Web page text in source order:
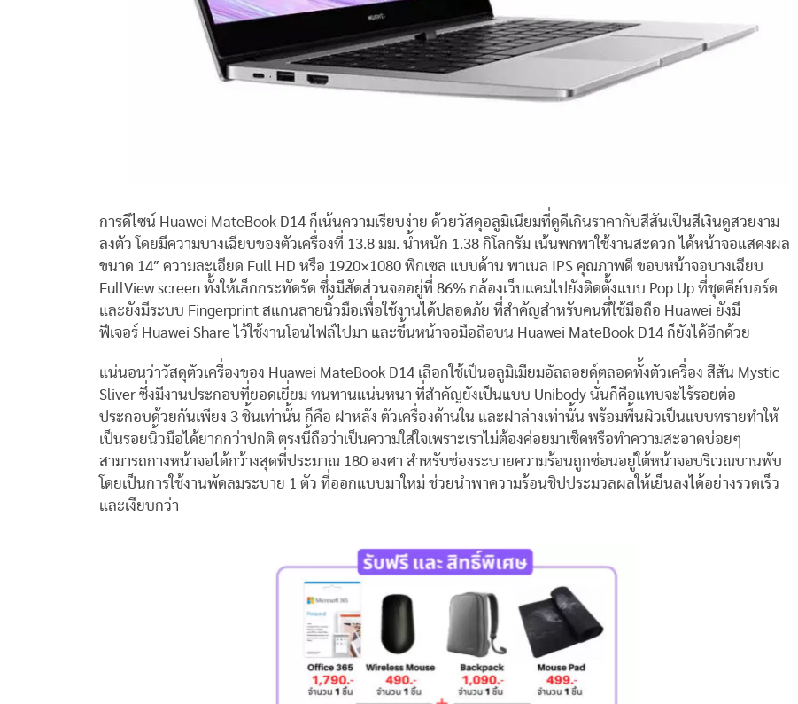
การดีไซน์ Huawei MateBook D14 ก็เน้นความเรียบง่าย ด้วยวัสดุอลูมิเนียมที่ดูดีเกินราคากับสีสันเป็นสีเงินดูสวยงาม
ลงตัว โดยมีความบางเฉียบของตัวเครื่องที่ 13.8 มม. น้ำหนัก 1.38 กิโลกรัม เน้นพกพาใช้งานสะดวก ได้หน้าจอแสดงผล
ขนาด 14″ ความละเอียด Full HD หรือ 1920×1080 พิกเซล แบบด้าน พาเนล IPS คุณภาพดี ขอบหน้าจอบางเฉียบ
FullView screen ทั้งให้เล็กกระทัดรัด ซึ่งมีสัดส่วนจออยู่ที่ 86% กล้องเว็บแคมไปยังติดตั้งแบบ Pop Up ที่ชุดคีย์บอร์ด
และยังมีระบบ Fingerprint สแกนลายนิ้วมือเพื่อใช้งานได้ปลอดภัย ที่สำคัญสำหรับคนที่ใช้มือถือ Huawei ยังมี
ฟีเจอร์ Huawei Share ไว้ใช้งานโอนไฟล์ไปมา และขึ้นหน้าจอมือถือบน Huawei MateBook D14 ก็ยังได้อีกด้วย
แน่นอนว่าวัสดุตัวเครื่องของ Huawei MateBook D14 เลือกใช้เป็นอลูมิเมียมอัลลอยด์ตลอดทั้งตัวเครื่อง สีสัน Mystic
Sliver ซึ่งมีงานประกอบที่ยอดเยี่ยม ทนทานแน่นหนา ที่สำคัญยังเป็นแบบ Unibody นั่นก็คือแทบจะไร้รอยต่อ
ประกอบด้วยกันเพียง 3 ชิ้นเท่านั้น ก็คือ ฝาหลัง ตัวเครื่องด้านใน และฝาล่างเท่านั้น พร้อมพื้นผิวเป็นแบบทรายทำให้
เป็นรอยนิ้วมือได้ยากกว่าปกติ ตรงนี้ถือว่าเป็นความใส่ใจเพราะเราไม่ต้องค่อยมาเช็ดหรือทำความสะอาดบ่อยๆ
สามารถกางหน้าจอได้กว้างสุดที่ประมาณ 180 องศา สำหรับช่องระบายความร้อนถูกซ่อนอยู่ใต้หน้าจอบริเวณบานพับ
โดยเป็นการใช้งานพัดลมระบาย 1 ตัว ที่ออกแบบมาใหม่ ช่วยนำพาความร้อนชิปประมวลผลให้เย็นลงได้อย่างรวดเร็ว
และเงียบกว่า